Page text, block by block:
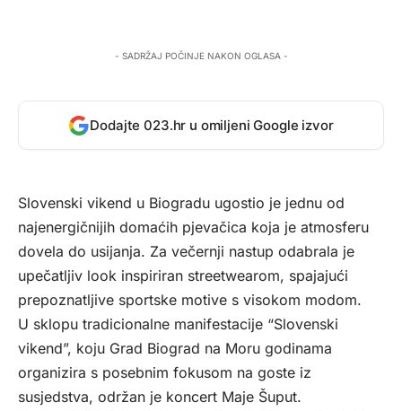
- SADRŽAJ POČINJE NAKON OGLASA -
Dodajte 023.hr u omiljeni Google izvor
Slovenski vikend u Biogradu ugostio je jednu od
najenergičnijih domaćih pjevačica koja je atmosferu
dovela do usijanja. Za večernji nastup odabrala je
upečatljiv look inspiriran streetwearom, spajajući
prepoznatljive sportske motive s visokom modom.
U sklopu tradicionalne manifestacije “Slovenski
vikend”, koju Grad Biograd na Moru godinama
organizira s posebnim fokusom na goste iz
susjedstva, održan je koncert Maje Šuput.